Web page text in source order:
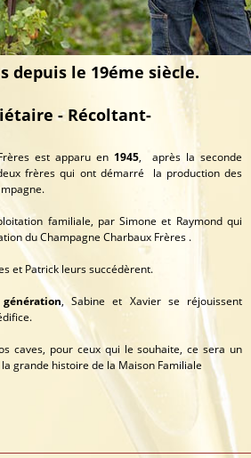
depuis le 19éme siècle.
- Récoltant-
est apparu en 1945, après la seconde
frères qui ont démarré la production des
familiale, par Simone et Raymond qui
du Champagne Charbaux Frères .
et Patrick leurs succédèrent.
, Sabine et Xavier se réjouissent
caves, pour ceux qui le souhaite, ce sera un
grande histoire de la Maison Familiale